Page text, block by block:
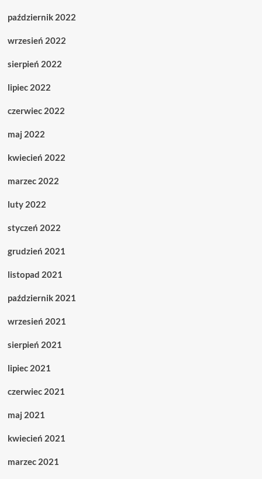
październik 2022
wrzesień 2022
sierpień 2022
lipiec 2022
czerwiec 2022
maj 2022
kwiecień 2022
marzec 2022
luty 2022
styczeń 2022
grudzień 2021
listopad 2021
październik 2021
wrzesień 2021
sierpień 2021
lipiec 2021
czerwiec 2021
maj 2021
kwiecień 2021
marzec 2021